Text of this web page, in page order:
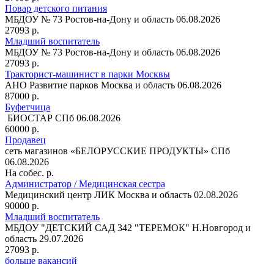
Повар детского питания
МБДОУ № 73 Ростов-на-Дону и область 06.08.2026
27093 р.
Младший воспитатель
МБДОУ № 73 Ростов-на-Дону и область 06.08.2026
27093 р.
Тракторист-машинист в парки Москвы
АНО Развитие парков Москва и область 06.08.2026
87000 р.
Буфетчица
БИОСТАР СПб 06.08.2026
60000 р.
Продавец
сеть магазинов «БЕЛОРУССКИЕ ПРОДУКТЫ» СПб
06.08.2026
На собес. р.
Администратор / Медицинская сестра
Медицинский центр ЛИК Москва и область 02.08.2026
90000 р.
Младший воспитатель
МБДОУ "ДЕТСКИЙ САД 342 "ТЕРЕМОК" Н.Новгород и
область 29.07.2026
27093 р.
больше вакансий